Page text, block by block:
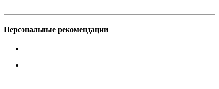
Персональные рекомендации